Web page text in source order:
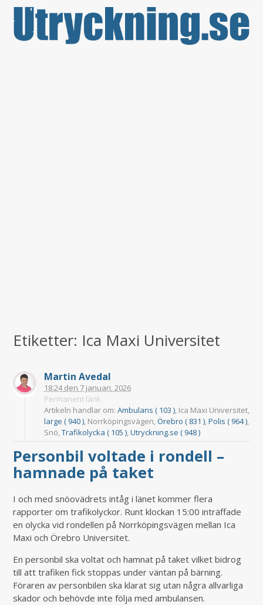
Etiketter: Ica Maxi Universitet
Martin Avedal
18:24den 7 januari, 2026
Permanent länk
Artikeln handlar om:Ambulans ( 103 ), Ica Maxi Universitet,
large ( 940 ), Norrköpingsvägen,Örebro ( 831 ),Polis ( 964 ),
Snö,Trafikolycka ( 105 ),Utryckning.se ( 948 )
Personbil voltade i rondell –
hamnade på taket
I och med snöovädrets intåg i länet kommer flera
rapporter om trafikolyckor. Runt klockan 15:00 inträffade
en olycka vid rondellen på Norrköpingsvägen mellan Ica
Maxi och Örebro Universitet.
En personbil ska voltat och hamnat på taket vilket bidrog
till att trafiken fick stoppas under väntan på bärning.
Föraren av personbilen ska klarat sig utan några allvarliga
skador och behövde inte följa med ambulansen.